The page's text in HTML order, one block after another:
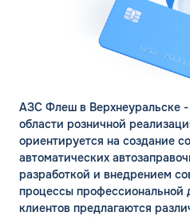
АЗС Флеш в Верхнеуральске
области розничной
ориентируется на создание
автоматических
разработкой и внедрением
процессы профессиональной
клиентов предлагаются